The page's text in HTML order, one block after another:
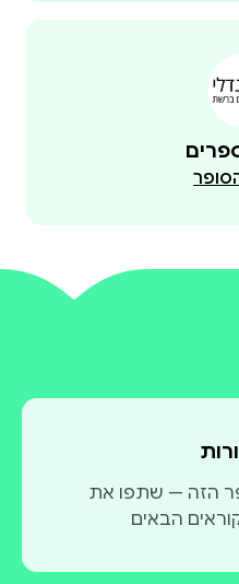
5
הזה — שתפו את
הבאים